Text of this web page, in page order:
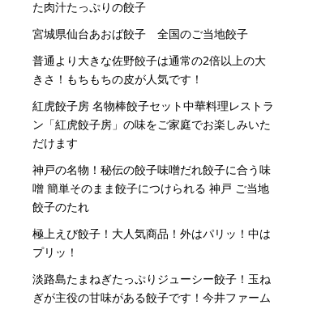
た肉汁たっぷりの餃子
宮城県仙台あおば餃子 全国のご当地餃子
普通より大きな佐野餃子は通常の2倍以上の大
きさ！もちもちの皮が人気です！
紅虎餃子房 名物棒餃子セット中華料理レストラ
ン「紅虎餃子房」の味をご家庭でお楽しみいた
だけます
神戸の名物！秘伝の餃子味噌だれ餃子に合う味
噌 簡単そのまま餃子につけられる 神戸 ご当地
餃子のたれ
極上えび餃子！大人気商品！外はパリッ！中は
プリッ！
淡路島たまねぎたっぷりジューシー餃子！玉ね
ぎが主役の甘味がある餃子です！今井ファーム